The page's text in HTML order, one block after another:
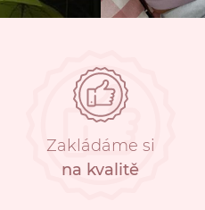
Zakládáme si
na kvalitě